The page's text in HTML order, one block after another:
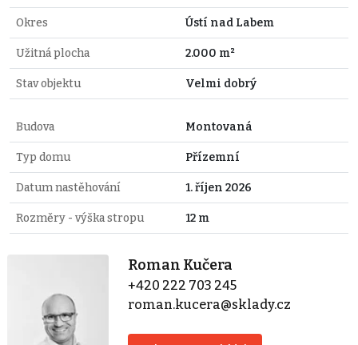
Okres Ústí nad Labem
Užitná plocha 2.000 m²
Stav objektu Velmi dobrý
Budova Montovaná
Typ domu Přízemní
Datum nastěhování 1. říjen 2026
Rozměry - výška stropu 12 m
Roman Kučera
+420 222 703 245
roman.kucera@sklady.cz